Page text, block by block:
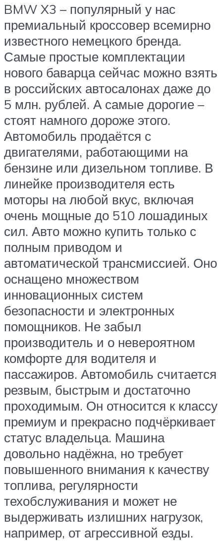
BMW X3 – популярный у нас
премиальный кроссовер всемирно
известного немецкого бренда.
Самые простые комплектации
нового баварца сейчас можно взять
в российских автосалонах даже до
5 млн. рублей. А самые дорогие –
стоят намного дороже этого.
Автомобиль продаётся с
двигателями, работающими на
бензине или дизельном топливе. В
линейке производителя есть
моторы на любой вкус, включая
очень мощные до 510 лошадиных
сил. Авто можно купить только с
полным приводом и
автоматической трансмиссией. Оно
оснащено множеством
инновационных систем
безопасности и электронных
помощников. Не забыл
производитель и о невероятном
комфорте для водителя и
пассажиров. Автомобиль считается
резвым, быстрым и достаточно
проходимым. Он относится к классу
премиум и прекрасно подчёркивает
статус владельца. Машина
довольно надёжна, но требует
повышенного внимания к качеству
топлива, регулярности
техобслуживания и может не
выдерживать излишних нагрузок,
например, от агрессивной езды.